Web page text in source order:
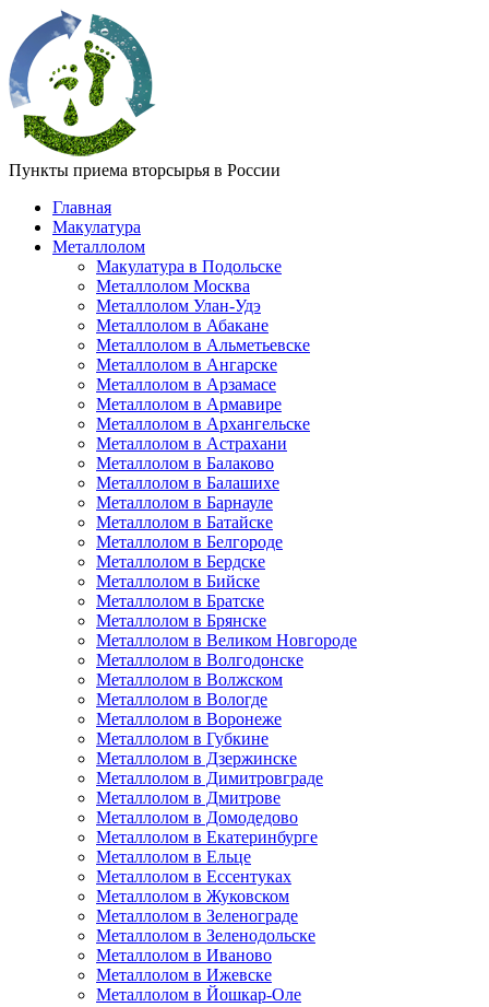
Пункты приема вторсырья в России
Главная
Макулатура
Металлолом
Макулатура в Подольске
Металлолом Москва
Металлолом Улан-Удэ
Металлолом в Абакане
Металлолом в Альметьевске
Металлолом в Ангарске
Металлолом в Арзамасе
Металлолом в Армавире
Металлолом в Архангельске
Металлолом в Астрахани
Металлолом в Балаково
Металлолом в Балашихе
Металлолом в Барнауле
Металлолом в Батайске
Металлолом в Белгороде
Металлолом в Бердске
Металлолом в Бийске
Металлолом в Братске
Металлолом в Брянске
Металлолом в Великом Новгороде
Металлолом в Волгодонске
Металлолом в Волжском
Металлолом в Вологде
Металлолом в Воронеже
Металлолом в Губкине
Металлолом в Дзержинске
Металлолом в Димитровграде
Металлолом в Дмитрове
Металлолом в Домодедово
Металлолом в Екатеринбурге
Металлолом в Ельце
Металлолом в Ессентуках
Металлолом в Жуковском
Металлолом в Зеленограде
Металлолом в Зеленодольске
Металлолом в Иваново
Металлолом в Ижевске
Металлолом в Йошкар-Оле